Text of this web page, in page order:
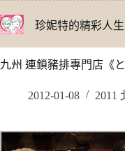
至
要
珍妮特的精彩人生
九州 連鎖豬排專門店《
2012-01-08 2011